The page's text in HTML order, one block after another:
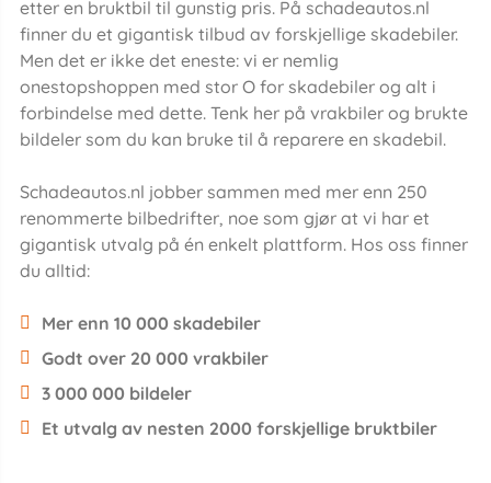
etter en bruktbil til gunstig pris. På schadeautos.nl
finner du et gigantisk tilbud av forskjellige skadebiler.
Men det er ikke det eneste: vi er nemlig
onestopshoppen med stor O for skadebiler og alt i
forbindelse med dette. Tenk her på vrakbiler og brukte
bildeler som du kan bruke til å reparere en skadebil.
Schadeautos.nl jobber sammen med mer enn 250
renommerte bilbedrifter, noe som gjør at vi har et
gigantisk utvalg på én enkelt plattform. Hos oss finner
du alltid:
Mer enn 10 000 skadebiler
Godt over 20 000 vrakbiler
3 000 000 bildeler
Et utvalg av nesten 2000 forskjellige bruktbiler